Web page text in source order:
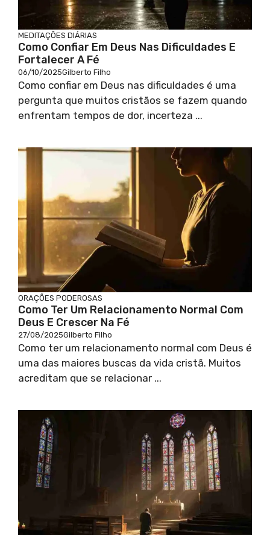
MEDITAÇÕES DIÁRIAS
Como Confiar Em Deus Nas Dificuldades E
Fortalecer A Fé
06/10/2025Gilberto Filho
Como confiar em Deus nas dificuldades é uma
pergunta que muitos cristãos se fazem quando
enfrentam tempos de dor, incerteza ...
ORAÇÕES PODEROSAS
Como Ter Um Relacionamento Normal Com
Deus E Crescer Na Fé
27/08/2025Gilberto Filho
Como ter um relacionamento normal com Deus é
uma das maiores buscas da vida cristã. Muitos
acreditam que se relacionar ...